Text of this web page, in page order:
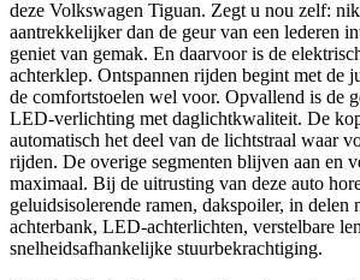
deze Volkswagen Tiguan. Zegt u nou zelf:
aantrekkelijker dan de geur van een lederen
geniet van gemak. En daarvoor is de
achterklep. Ontspannen rijden begint met de
de comfortstoelen wel voor. Opvallend is de
LED-verlichting met daglichtkwaliteit. De
automatisch het deel van de lichtstraal waar
rijden. De overige segmenten blijven aan en
maximaal. Bij de uitrusting van deze auto
geluidsisolerende ramen, dakspoiler, in delen
achterbank, LED-achterlichten, verstelbare
snelheidsafhankelijke stuurbekrachtiging.